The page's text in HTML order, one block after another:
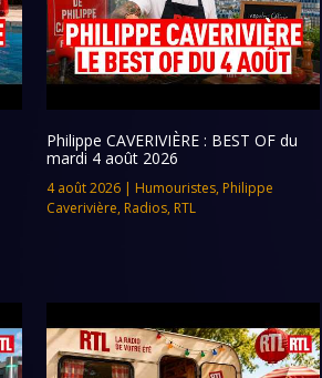
Philippe CAVERIVIÈRE : BEST OF du
mardi 4 août 2026
4 août 2026| Humouristes, Philippe
Caverivière, Radios, RTL